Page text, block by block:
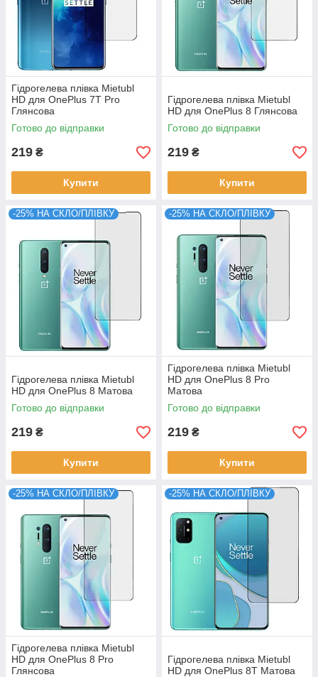
Гідрогелева плівка Mietubl
HD для OnePlus 7T Pro
Глянсова
Готово до відправки
219 ₴
Купити
Гідрогелева плівка Mietubl
HD для OnePlus 8 Глянсова
Готово до відправки
219 ₴
Купити
-25% НА СКЛО/ПЛІВКУ
Гідрогелева плівка Mietubl
HD для OnePlus 8 Матова
Готово до відправки
219 ₴
Купити
-25% НА СКЛО/ПЛІВКУ
Гідрогелева плівка Mietubl
HD для OnePlus 8 Pro
Матова
Готово до відправки
219 ₴
Купити
-25% НА СКЛО/ПЛІВКУ
Гідрогелева плівка Mietubl
HD для OnePlus 8 Pro
Глянсова
-25% НА СКЛО/ПЛІВКУ
Гідрогелева плівка Mietubl
HD для OnePlus 8T Матова